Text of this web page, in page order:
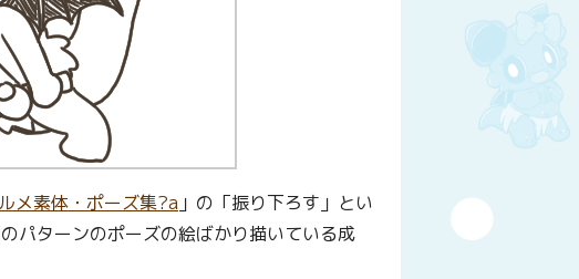
メ素体・ポーズ集?a」の「振り下ろす」とい
パターンのポーズの絵ばかり描いている成